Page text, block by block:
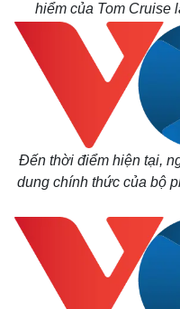
hiểm của Tom Cruise
Đến thời điểm hiện tại,
dung chính thức của bộ